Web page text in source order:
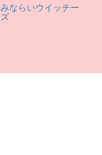
みならいウイッチー
ズ